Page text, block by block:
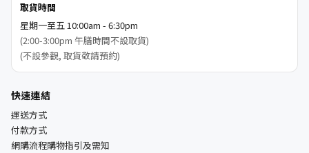
取貨時間
星期一至五 10:00am - 6:30pm
(2:00-3:00pm 午膳時間不設取貨)
(不設參觀, 取貨敬請預約)
快速連結
運送方式
付款方式
網購流程購物指引及需知